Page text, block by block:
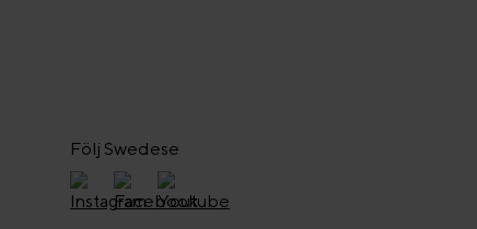
Följ Swedese